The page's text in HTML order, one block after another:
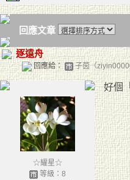
回應文章
逐遠舟
回應給： 子茵（
☆耀星☆
等級：8
好個